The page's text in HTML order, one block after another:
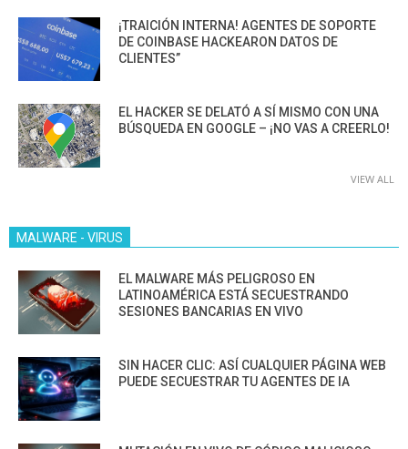
¡TRAICIÓN INTERNA! AGENTES DE SOPORTE
DE COINBASE HACKEARON DATOS DE
CLIENTES”
EL HACKER SE DELATÓ A SÍ MISMO CON UNA
BÚSQUEDA EN GOOGLE – ¡NO VAS A CREERLO!
VIEW ALL
MALWARE - VIRUS
EL MALWARE MÁS PELIGROSO EN
LATINOAMÉRICA ESTÁ SECUESTRANDO
SESIONES BANCARIAS EN VIVO
SIN HACER CLIC: ASÍ CUALQUIER PÁGINA WEB
PUEDE SECUESTRAR TU AGENTES DE IA